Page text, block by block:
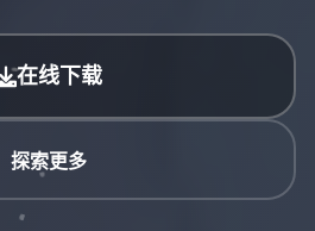
在线下载
探索更多